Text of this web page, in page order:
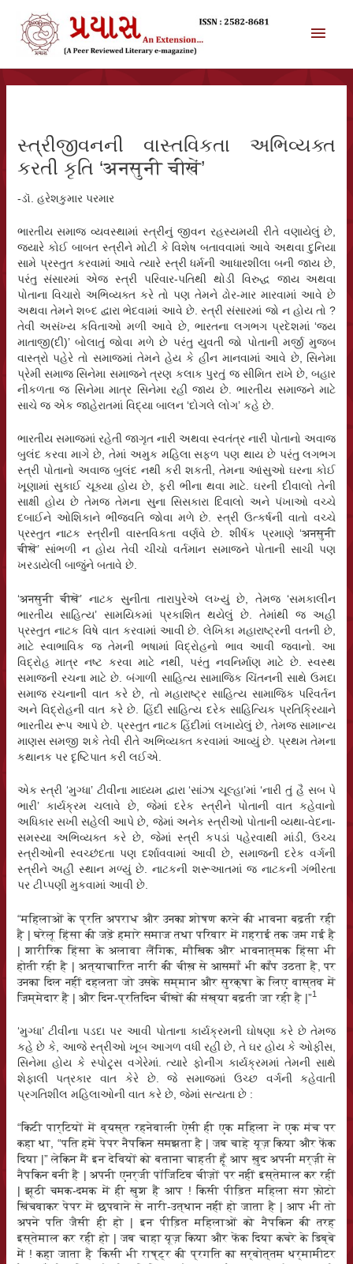
જાઓ
મુખ્ય
મેનુ
સ્ત્રીજીવનની વાસ્તવિકતા અભિવ્યક્ત
કરતી કૃતિ ‘अनसुनी चीखें’
-ડૉ. હરેશકુમાર પરમાર
ભારતીય સમાજ વ્યવસ્થામાં સ્ત્રીનું જીવન રહસ્યમયી રીતે વણાયેલું છે,
જ્યારે કોઈ બાબત સ્ત્રીને મોટી કે વિશેષ બતાવવામાં આવે અથવા દુનિયા
સામે પ્રસ્તુત કરવામાં આવે ત્યારે સ્ત્રી ધર્મની આધારશીલા બની જાય છે,
પરંતુ સંસારમાં એજ સ્ત્રી પરિવાર-પતિથી થોડી વિરુદ્ધ જાય અથવા
પોતાના વિચારો અભિવ્યક્ત કરે તો પણ તેમને ઢોર-માર મારવામાં આવે છે
અથવા તેમને શબ્દ દ્વારા ભેદવામાં આવે છે. સ્ત્રી સંસારમાં જો ન હોય તો ?
તેવી અસંખ્ય કવિતાઓ મળી આવે છે, ભારતના લગભગ પ્રદેશમાં ‘જય
માતાજી(દી)’ બોલાતું જોવા મળે છે પરંતુ યુવતી જો પોતાની મર્જી મુજબ
વાસ્ત્રો પહેરે તો સમાજમાં તેમને હેય કે હીન માનવામાં આવે છે, સિનેમા
પ્રેમી સમાજ સિનેમા સમાજને ત્રણ કલાક પુરતું જ સીમિત રાખે છે, બહાર
નીકળતા જ સિનેમા માત્ર સિનેમા રહી જાય છે. ભારતીય સમાજને માટે
સાચે જ એક જાહેરાતમાં વિદ્યા બાલન ‘દોગલે લોગ’ કહે છે.
ભારતીય સમાજમાં રહેતી જાગૃત નારી અથવા સ્વતંત્ર નારી પોતાનો અવાજ
બુલંદ કરવા માગે છે, તેમાં અમુક મહિલા સફળ પણ થાય છે પરંતુ લગભગ
સ્ત્રી પોતાનો અવાજ બુલંદ નથી કરી શકતી, તેમના આંસુઓ ઘરના કોઈ
ખૂણામાં સુકાઈ ચૂક્યા હોય છે, ફરી ભીના થવા માટે. ઘરની દીવાલો તેની
સાક્ષી હોય છે તેમજ તેમના સુના સિસકારા દિવાલો અને પંખાઓ વચ્ચે
દબાઈને ઓશિકાને ભીંજવતિ જોવા મળે છે. સ્ત્રી ઉત્કર્ષની વાતો વચ્ચે
પ્રસ્તુત નાટક સ્ત્રીની વાસ્તવિકતા વર્ણવે છે. શીર્ષક પ્રમાણે ‘अनसुनी
चीखें’ સાંભળી ન હોય તેવી ચીચો વર્તમાન સમાજને પોતાની સાચી પણ
ખરડાયેલી બાજુંને બતાવે છે.
‘अनसुनी चीखें’ નાટક સુનીતા તારાપુરેએ લખ્યું છે, તેમજ ‘સમકાલીન
ભારતીય સાહિત્ય’ સામયિકમાં પ્રકાશિત થયેલું છે. તેમાંથી જ અહીં
પ્રસ્તુત નાટક વિષે વાત કરવામાં આવી છે. લેખિકા મહારાષ્ટ્રની વતની છે,
માટે સ્વાભાવિક જ તેમની ભષામાં વિદ્રોહનો ભાવ આવી જવાનો. આ
વિદ્રોહ માત્ર નષ્ટ કરવા માટે નથી, પરંતુ નવનિર્માણ માટે છે. સ્વસ્થ
સમાજની રચના માટે છે. બંગાળી સાહિત્ય સામાજિક ચિંતનની સાથે ઉમદા
સમાજ રચનાની વાત કરે છે, તો મહારાષ્ટ્ર સાહિત્ય સામાજિક પરિવર્તન
અને વિદ્રોહની વાત કરે છે. હિંદી સાહિત્ય દરેક સાહિત્યિક પ્રતિક્રિયાને
ભારતીય રૂપ આપે છે. પ્રસ્તુત નાટક હિંદીમાં લખાયેલું છે, તેમજ સામાન્ય
માણસ સમજી શકે તેવી રીતે અભિવ્યક્ત કરવામાં આવ્યું છે. પ્રથમ તેમના
કથાનક પર દૃષ્ટિપાત કરી લઈએ.
એક સ્ત્રી ‘મુગ્ધા’ ટીવીના માધ્યમ દ્વારા ‘સાંઝા ચૂલ્હા’માં ‘નારી તું હૈ સબ પે
ભારી’ કાર્યક્રમ ચલાવે છે, જેમાં દરેક સ્ત્રીને પોતાની વાત કહેવાનો
અધિકાર સખી સહેલી આપે છે, જેમાં અનેક સ્ત્રીઓ પોતાની વ્યથા-વેદના-
સમસ્યા અભિવ્યક્ત કરે છે, જેમાં સ્ત્રી કપડાં પહેરવાથી માંડી, ઉચ્ચ
સ્ત્રીઓની સ્વચ્છંદતા પણ દર્શાવવામાં આવી છે, સમાજની દરેક વર્ગની
સ્ત્રીને અહીં સ્થાન મળ્યું છે. નાટકની શરૂઆતમાં જ નાટકની ગંભીરતા
પર ટીપ્પણી મુકવામાં આવી છે.
“महिलाओं के प्रति अपराध और उनका शोषण करने की भावना बढ़ती रही
है | घरेलू हिंसा की जड़ें हमारे समाज तथा परिवार में गहराई तक जम गई है
| शारीरिक हिंसा के अलावा लैंगिक, मौखिक और भावनात्मक हिंसा भी
होती रही है | अत्याचारित नारी की चीख़ से आसमाँ भी काँप उठता है, पर
उनका दिल नहीं दहलता जो उसके सम्मान और सुरक्षा के लिए वास्तव में
जिम्मेदार हैं | और दिन-प्रतिदिन चींखों की संख्या बढ़ती जा रही है |”1
‘મુગ્ધા’ ટીવીના પડદા પર આવી પોતાના કાર્યક્રમની ઘોષણા કરે છે તેમજ
કહે છે કે, આજે સ્ત્રીઓ ખૂબ આગળ વધી રહી છે, તે ઘર હોય કે ઓફીસ,
સિનેમા હોય કે સ્પોટ્ર્સ વગેરેમાં. ત્યારે ફોનીંગ કાર્યક્રમમાં તેમની સાથે
શેફાલી પત્રકાર વાત કેરે છે. જે સમાજમાં ઉચ્છ વર્ગની કહેવાતી
પ્રગતિશીલ મહિલાઓની વાત કરે છે, જેમાં સત્યતા છે :
“किटी पार्टियों में व्यस्त रहनेवाली ऐसी ही एक महिला ने एक मंच पर
कहा था, “पति हमें पेपर नैपकिन समझता है | जब चाहे यूज़ किया और फेंक
दिया |” लेकिन मैं इन देवियों को बताना चाहती हूँ आप ख़ुद अपनी मर्ज़ी से
नैपकिन बनी हैं | अपनी एनर्जी पॉजिटिव चीज़ों पर नहीं इस्तेमाल कर रहीं
| झूठी चमक-दमक में ही खुश हैं आप ! किसी पीड़ित महिला संग फ़ोटो
खिंचवाकर पेपर में छपवाने से नारी-उत्थान नहीं हो जाता है | आप भी तो
अपने पति जैसी ही हो | इन पीड़ित महिलाओं को नैपकिन की तरह
इस्तेमाल कर रही हो | जब चाहा यूज़ किया और फेंक दिया कचरे के डिब्बे
में ! कहा जाता है ‘किसी भी राष्ट्र की प्रगति का सर्वोत्तम थर्मामीटर